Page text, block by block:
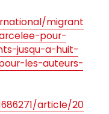
migrant
pour-
jusqu-a-huit-
les-auteurs-
article/20